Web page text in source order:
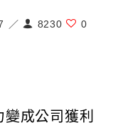
／ 8230 0
變成公司獲利